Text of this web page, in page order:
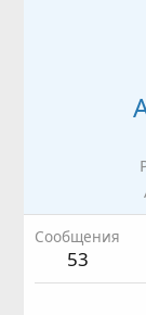
Сообщения
53